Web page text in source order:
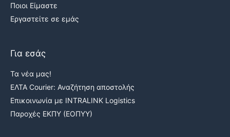
Ποιοι Είμαστε
Εργαστείτε σε εμάς
Για εσάς
Τα νέα μας!
ΕΛΤΑ Courier: Αναζήτηση αποστολής
Επικοινωνία με INTRALINK Logistics
Παροχές ΕΚΠΥ (ΕΟΠΥΥ)